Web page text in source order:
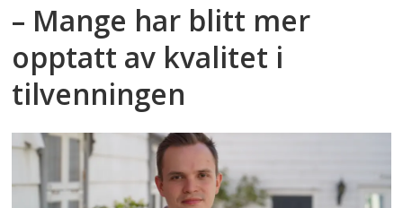
– Mange har blitt mer
opptatt av kvalitet i
tilvenningen